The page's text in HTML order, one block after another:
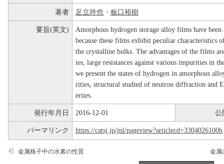
著者 足立吟也 ・ 板口裕樹
要旨(英文)
Amorphous hydrogen storage alloy films have
because these films exhibit peculiar characteristics
the crystalline bulks. The advantages of the films
ies, large resistances against various impurities in
we present the states of hydrogen in amorphous
rities, structural studied of neutron diffraction and
erties.
発行年月日 2016-12-01 公
パーマリンク https://catsj.jp/jnl/pageview?articlecd=3304026100h
金属格子中の水素の性質